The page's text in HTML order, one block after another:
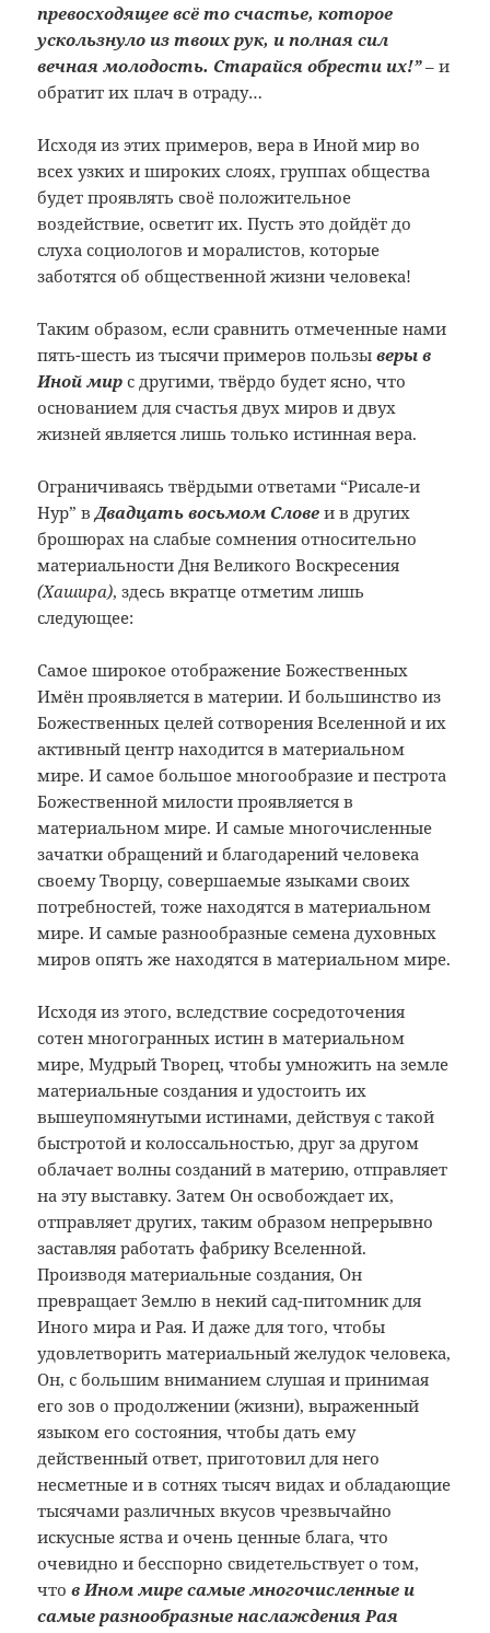
превосходящее всё то счастье, которое
ускользнуло из твоих рук, и полная сил
вечная молодость. Старайся обрести их!”– и
обратит их плач в отраду…
Исходя из этих примеров, вера в Иной мир во
всех узких и широких слоях, группах общества
будет проявлять своё положительное
воздействие, осветит их. Пусть это дойдёт до
слуха социологов и моралистов, которые
заботятся об общественной жизни человека!
Таким образом, если сравнить отмеченные нами
пять-шесть из тысячи примеров пользыверы в
Иной мир с другими, твёрдо будет ясно, что
основанием для счастья двух миров и двух
жизней является лишь только истинная вера.
Ограничиваясь твёрдыми ответами “Рисале-и
Нур” вДвадцать восьмом Слове и в других
брошюрах на слабые сомнения относительно
материальности Дня Великого Воскресения
(Хашира), здесь вкратце отметим лишь
следующее:
Самое широкое отображение Божественных
Имён проявляется в материи. И большинство из
Божественных целей сотворения Вселенной и их
активный центр находится в материальном
мире. И самое большое многообразие и пестрота
Божественной милости проявляется в
материальном мире. И самые многочисленные
зачатки обращений и благодарений человека
своему Творцу, совершаемые языками своих
потребностей, тоже находятся в материальном
мире. И самые разнообразные семена духовных
миров опять же находятся в материальном мире.
Исходя из этого, вследствие сосредоточения
сотен многогранных истин в материальном
мире, Мудрый Творец, чтобы умножить на земле
материальные создания и удостоить их
вышеупомянутыми истинами, действуя с такой
быстротой и колоссальностью, друг за другом
облачает волны созданий в материю, отправляет
на эту выставку. Затем Он освобождает их,
отправляет других, таким образом непрерывно
заставляя работать фабрику Вселенной.
Производя материальные создания, Он
превращает Землю в некий сад-питомник для
Иного мира и Рая. И даже для того, чтобы
удовлетворить материальный желудок человека,
Он, с большим вниманием слушая и принимая
его зов о продолжении (жизни), выраженный
языком его состояния, чтобы дать ему
действенный ответ, приготовил для него
несметные и в сотнях тысяч видах и обладающие
тысячами различных вкусов чрезвычайно
искусные яства и очень ценные блага, что
очевидно и бесспорно свидетельствует о том,
чтов Ином мире самые многочисленные и
самые разнообразные наслаждения Рая